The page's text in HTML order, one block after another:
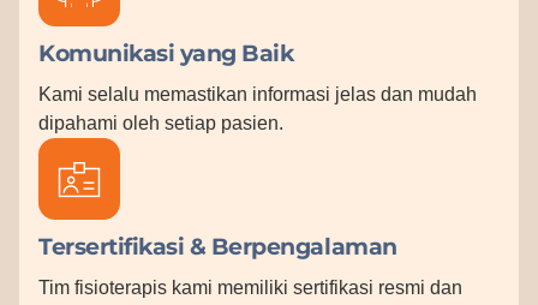
Komunikasi yang Baik
Kami selalu memastikan informasi jelas dan mudah
dipahami oleh setiap pasien.
Tersertifikasi & Berpengalaman
Tim fisioterapis kami memiliki sertifikasi resmi dan